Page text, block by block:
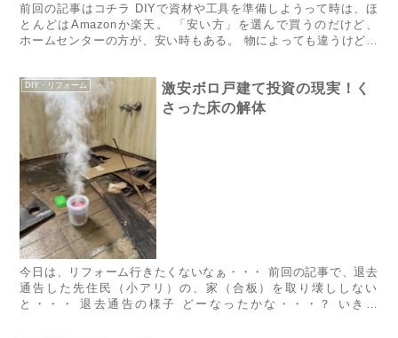
前回の記事は​​コチラ​ DIYで資材や工具を準備しようって時は、ほ
とんどはAmazonか楽天。 「安い方」を選んで買うのだけど、
ホームセンターの方が、安い時もある。 物によっても違うけど、
DIY・リフォーム
激安ボロ戸建て投資の現実！く
さった床の解体
​​今日は、リフォーム行きたくないなぁ・・・ ​前回の記事​で、退去
通告した先住民（小アリ）の、家（合板）を取り壊ししない
と・・・ 退去通告の様子 どーなったかな・・・？ いきて